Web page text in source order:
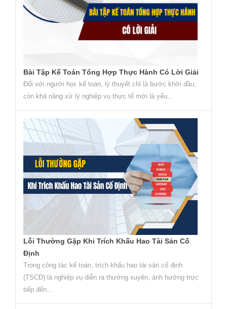
Bài Tập Kế Toán Tổng Hợp Thực Hành Có Lời Giải
Đối với người học kế toán, lý thuyết chỉ là bước khởi đầu,
còn khả năng xử lý nghiệp vụ thực tế mới là yếu...
Lỗi Thường Gặp Khi Trích Khấu Hao Tài Sản Cố
Định
Trong công tác kế toán, trích khấu hao tài sản cố định
(TSCĐ) là nghiệp vụ diễn ra thường xuyên, ảnh hưởng trực
tiếp đến...